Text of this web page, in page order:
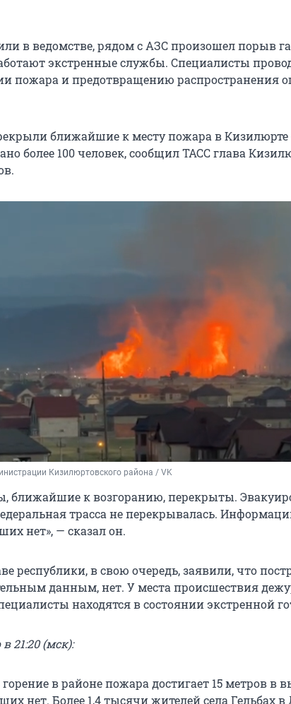
в ведомстве, рядом с АЗС произошел порыв
экстренные службы. Специалисты
пожара и предотвращению распространения
ближайшие к месту пожара в
более 100 человек, сообщил ТАСС глава
Кизилюртовского района / VK
ближайшие к возгоранию, перекрыты.
трасса не перекрывалась.
нет», — сказал он.
республики, в свою очередь, заявили, что
данным, нет. У места происшествия
находятся в состоянии экстренной
21:20 (мск):
в районе пожара достигает 15 метров в
нет. Более 1,4 тысячи жителей села Гельбах в